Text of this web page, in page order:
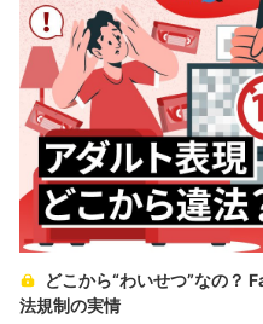
どこから“わいせつ”なの？
法規制の実情